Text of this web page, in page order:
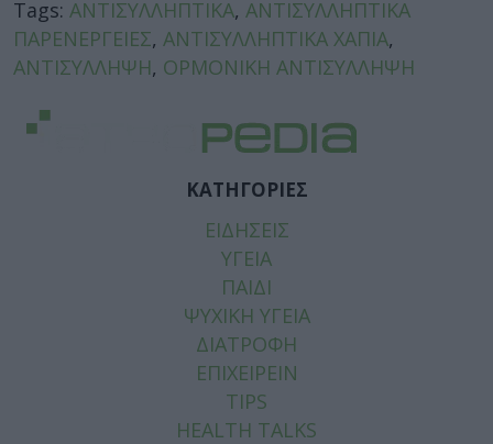
Tags: ΑΝΤΙΣΥΛΛΗΠΤΙΚΑ, ΑΝΤΙΣΥΛΛΗΠΤΙΚΑ
ΠΑΡΕΝΕΡΓΕΙΕΣ, ΑΝΤΙΣΥΛΛΗΠΤΙΚΑ ΧΑΠΙΑ,
ΑΝΤΙΣΥΛΛΗΨΗ, ΟΡΜΟΝΙΚΗ ΑΝΤΙΣΥΛΛΗΨΗ
ΚΑΤΗΓΟΡΙΕΣ
ΕΙΔΗΣΕΙΣ
ΥΓΕΙΑ
ΠΑΙΔΙ
ΨΥΧΙΚΗ ΥΓΕΙΑ
ΔΙΑΤΡΟΦΗ
ΕΠΙΧΕΙΡΕΙΝ
TIPS
HEALTH TALKS